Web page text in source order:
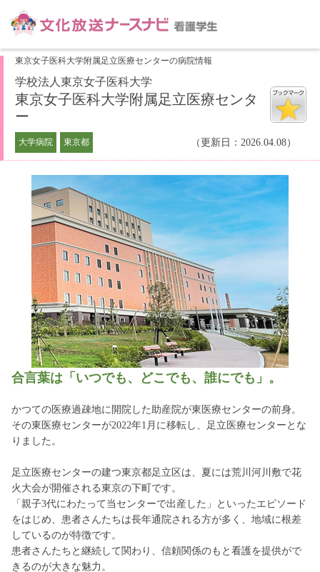
東京女子医科大学附属足立医療センターの病院情報
学校法人東京女子医科大学
東京女子医科大学附属足立医療センタ
ー
大学病院 東京都 （更新日：2026.04.08）
合言葉は「いつでも、どこでも、誰にでも」。
かつての医療過疎地に開院した助産院が東医療センターの前身。
その東医療センターが2022年1月に移転し、足立医療センターとな
りました。
足立医療センターの建つ東京都足立区は、夏には荒川河川敷で花
火大会が開催される東京の下町です。
「親子3代にわたって当センターで出産した」といったエピソード
をはじめ、患者さんたちは長年通院される方が多く、地域に根差
しているのが特徴です。
患者さんたちと継続して関わり、信頼関係のもと看護を提供がで
きるのが大きな魅力。